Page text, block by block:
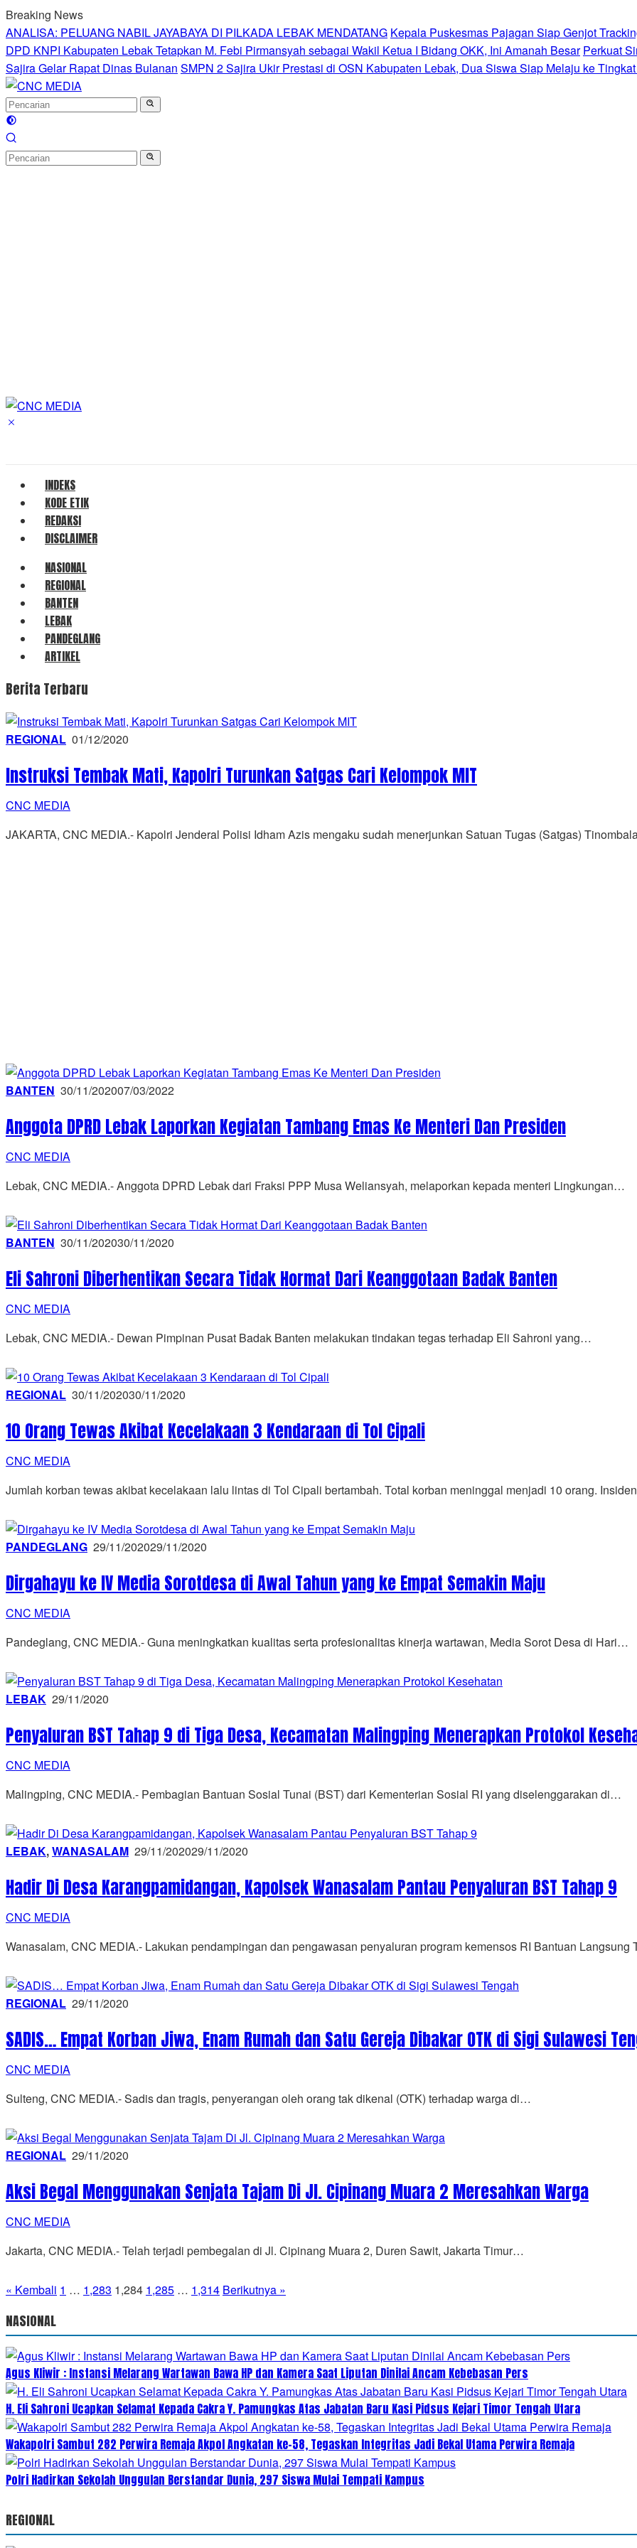
Langsung
ke
konten
Breaking News
ANALISA: PELUANG NABIL JAYABAYA DI PILKADA LEBAK MENDATANG Kepala Puskesmas Pajagan Siap Genjot
DPD KNPI Kabupaten Lebak Tetapkan M. Febi Pirmansyah sebagai Wakil Ketua I Bidang OKK, Ini Amanah Besar Perkuat
Sajira Gelar Rapat Dinas Bulanan SMPN 2 Sajira Ukir Prestasi di OSN Kabupaten Lebak, Dua Siswa Siap Melaju ke
INDEKS
KODE ETIK
REDAKSI
DISCLAIMER
NASIONAL
REGIONAL
BANTEN
LEBAK
PANDEGLANG
ARTIKEL
CNC
MEDIA
Berita Terbaru
REGIONAL 01/12/2020
Instruksi Tembak Mati, Kapolri Turunkan Satgas Cari Kelompok MIT
CNC MEDIA
JAKARTA, CNC MEDIA.- Kapolri Jenderal Polisi Idham Azis mengaku sudah menerjunkan Satuan Tugas (Satgas)
BANTEN 30/11/202007/03/2022
Anggota DPRD Lebak Laporkan Kegiatan Tambang Emas Ke Menteri Dan Presiden
CNC MEDIA
Lebak, CNC MEDIA.- Anggota DPRD Lebak dari Fraksi PPP Musa Weliansyah, melaporkan kepada menteri Lingkungan…
BANTEN 30/11/202030/11/2020
Eli Sahroni Diberhentikan Secara Tidak Hormat Dari Keanggotaan Badak Banten
CNC MEDIA
Lebak, CNC MEDIA.- Dewan Pimpinan Pusat Badak Banten melakukan tindakan tegas terhadap Eli Sahroni yang…
REGIONAL 30/11/202030/11/2020
10 Orang Tewas Akibat Kecelakaan 3 Kendaraan di Tol Cipali
CNC MEDIA
Jumlah korban tewas akibat kecelakaan lalu lintas di Tol Cipali bertambah. Total korban meninggal menjadi 10 orang.
PANDEGLANG 29/11/202029/11/2020
Dirgahayu ke IV Media Sorotdesa di Awal Tahun yang ke Empat Semakin Maju
CNC MEDIA
Pandeglang, CNC MEDIA.- Guna meningkatkan kualitas serta profesionalitas kinerja wartawan, Media Sorot Desa di Hari…
LEBAK 29/11/2020
Penyaluran BST Tahap 9 di Tiga Desa, Kecamatan Malingping Menerapkan Protokol
CNC MEDIA
Malingping, CNC MEDIA.- Pembagian Bantuan Sosial Tunai (BST) dari Kementerian Sosial RI yang diselenggarakan di…
LEBAK,WANASALAM 29/11/202029/11/2020
Hadir Di Desa Karangpamidangan, Kapolsek Wanasalam Pantau Penyaluran BST Tahap 9
CNC MEDIA
Wanasalam, CNC MEDIA.- Lakukan pendampingan dan pengawasan penyaluran program kemensos RI Bantuan
REGIONAL 29/11/2020
SADIS… Empat Korban Jiwa, Enam Rumah dan Satu Gereja Dibakar OTK di Sigi Sulawesi
CNC MEDIA
Sulteng, CNC MEDIA.- Sadis dan tragis, penyerangan oleh orang tak dikenal (OTK) terhadap warga di…
REGIONAL 29/11/2020
Aksi Begal Menggunakan Senjata Tajam Di Jl. Cipinang Muara 2 Meresahkan Warga
CNC MEDIA
Jakarta, CNC MEDIA.- Telah terjadi pembegalan di Jl. Cipinang Muara 2, Duren Sawit, Jakarta Timur…
Paginasi
pos
« Kembali 1 … 1,283 1,284 1,285 … 1,314 Berikutnya »
NASIONAL
Agus Kliwir : Instansi Melarang Wartawan Bawa HP dan Kamera Saat Liputan Dinilai Ancam Kebebasan Pers
H. Eli Sahroni Ucapkan Selamat Kepada Cakra Y. Pamungkas Atas Jabatan Baru Kasi Pidsus Kejari Timor Tengah Utara
Wakapolri Sambut 282 Perwira Remaja Akpol Angkatan ke-58, Tegaskan Integritas Jadi Bekal Utama Perwira Remaja
Polri Hadirkan Sekolah Unggulan Berstandar Dunia, 297 Siswa Mulai Tempati Kampus
REGIONAL